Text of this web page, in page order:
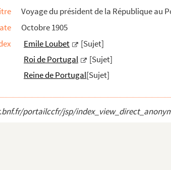
Voyage du président de la République au
Octobre 1905
Emile Loubet
[Sujet]
Roi de Portugal
[Sujet]
Reine de Portugal[Sujet]
portailccfr/jsp/